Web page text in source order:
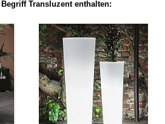
Transluzent enthalten: